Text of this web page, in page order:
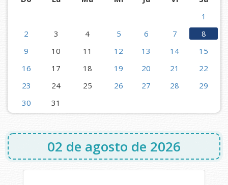
1
2
3 4 5 6 7
8
9
10 11 12 13 14
15
16
17 18 19 20 21
22
23
24 25 26 27 28
29
30
31
02 de agosto de 2026